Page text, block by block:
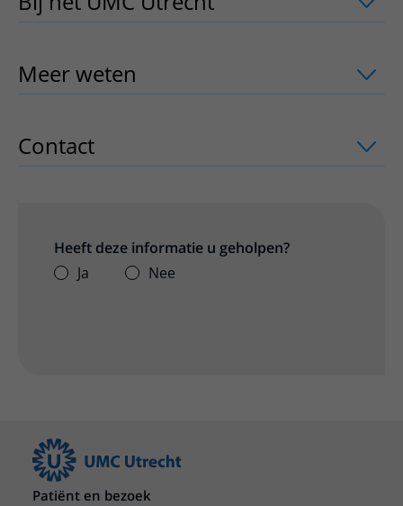
Meer weten uitklapper, klik om te
Contact uitklapper, klik om te openen
Heeft deze informatie u geholpen?
Ja
Nee
Patiënt en bezoek